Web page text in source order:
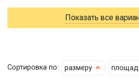
По типу бруса:
клееный сухой
клееный кедр
3х4
5х5
Показать все
Сортировка по: размеру